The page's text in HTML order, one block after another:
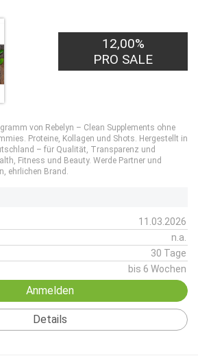
12,00%
PRO SALE
von Rebelyn – Clean Supplements ohne
Proteine, Kollagen und Shots. Hergestellt in
– für Qualität, Transparenz und
Fitness und Beauty. Werde Partner und
ehrlichen Brand.
11.03.2026
n.a.
30 Tage
bis 6 Wochen
Anmelden
Details